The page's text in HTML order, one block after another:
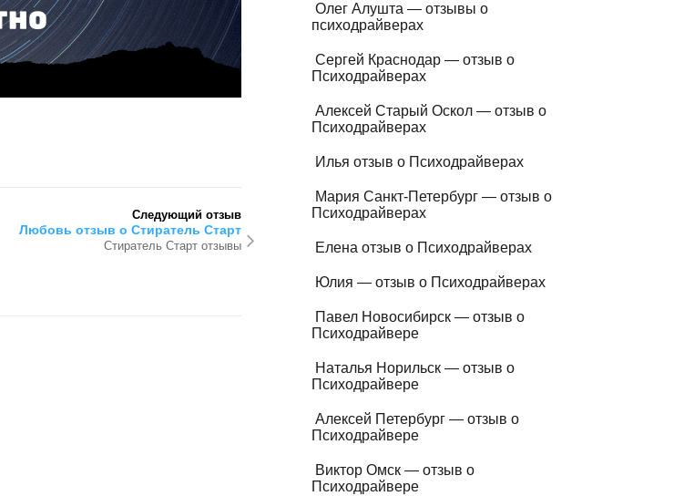
Следующий отзыв
Любовь отзыв о Стиратель Старт
Стиратель Старт отзывы
Олег Алушта — отзывы о
психодрайверах
Сергей Краснодар — отзыв о
Психодрайверах
Алексей Старый Оскол — отзыв о
Психодрайверах
Илья отзыв о Психодрайверах
Мария Санкт-Петербург — отзыв о
Психодрайверах
Елена отзыв о Психодрайверах
Юлия — отзыв о Психодрайверах
Павел Новосибирск — отзыв о
Психодрайвере
Наталья Норильск — отзыв о
Психодрайвере
Алексей Петербург — отзыв о
Психодрайвере
Виктор Омск — отзыв о
Психодрайвере